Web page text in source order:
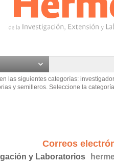
las siguientes categorías:
y semilleros. Seleccione la
Correos
y Laboratorios